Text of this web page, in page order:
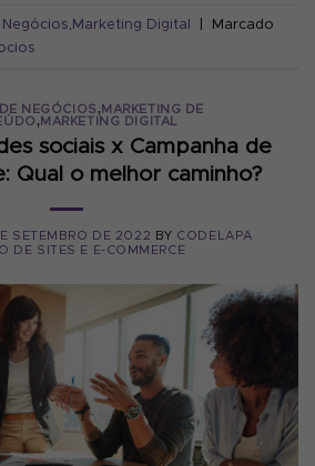
, Marketing Digital
Marcado
NEGÓCIOS ,MARKETING DE
,MARKETING DIGITAL
sociais x Campanha de
Qual o melhor caminho?
SETEMBRO DE 2022 BY CODELAPA
DE SITES E E-COMMERCE